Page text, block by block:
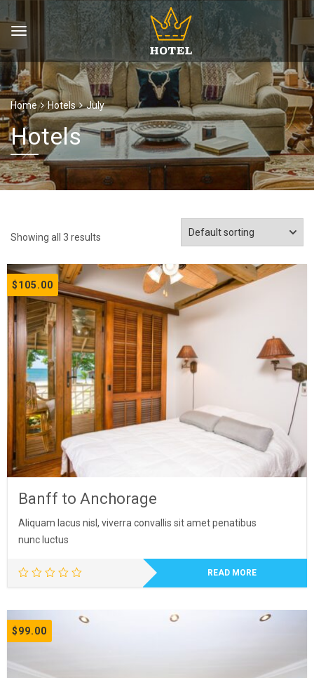
Home Hotels July
Hotels
Showing all 3 results
$105.00
Banff to Anchorage
Aliquam lacus nisl, viverra convallis sit amet penatibus
nunc luctus
READ MORE
$99.00